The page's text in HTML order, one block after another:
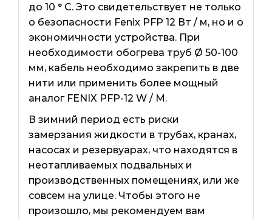
до 10 ° C. Это свидетельствует не только
о безопасности Fenix ​​PFP 12 Вт / м, но и о
экономичности устройства. При
необходимости обогрева труб Ø 50-100
мм, кабель необходимо закрепить в две
нити или применить более мощный
аналог FENIX PFP-12 W / M.
В зимний период есть риски
замерзания жидкости в трубах, кранах,
насосах и резервуарах, что находятся в
неотапливаемых подвальных и
производственных помещениях, или же
совсем на улице. Чтобы этого не
произошло, мы рекомендуем вам